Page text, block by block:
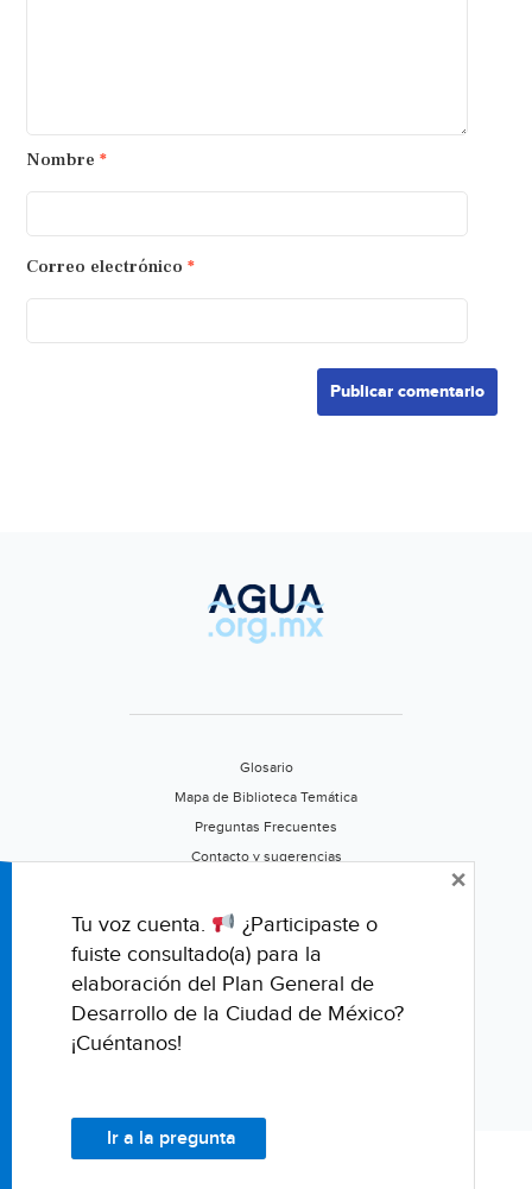
Nombre *
Correo electrónico *
Glosario
Mapa de Biblioteca Temática
Preguntas Frecuentes
Contacto y sugerencias
Califica este portal
Tu voz cuenta.
¿Participaste o
fuiste consultado(a) para la
elaboración del Plan General de
Desarrollo de la Ciudad de México?
¡Cuéntanos!
Ir a la pregunta
×